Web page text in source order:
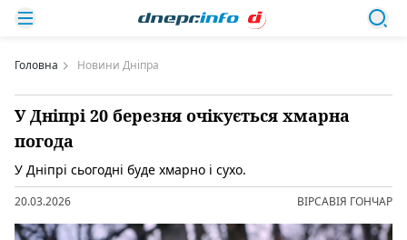
Головна Новини Дніпра
У Дніпрі 20 березня очікується хмарна
погода
У Дніпрі сьогодні буде хмарно і сухо.
20.03.2026 ВІРСАВІЯ ГОНЧАР